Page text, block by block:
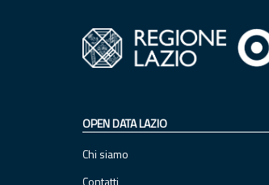
OPEN DATA LAZIO
Chi siamo
Contatti